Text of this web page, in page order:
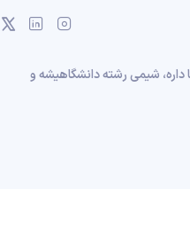
شیمی رشته دانشگاهیشه و